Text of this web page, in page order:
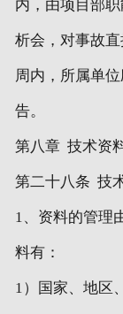
内，由项目部
析会，对事故
周内，所属单
告。
第八章 技术资
第二十八条 技
1、资料的管理
料有：
1）国家、地区